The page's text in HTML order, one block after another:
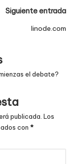
Siguiente entrada
linode.com
el debate?
publicada. Los
con *